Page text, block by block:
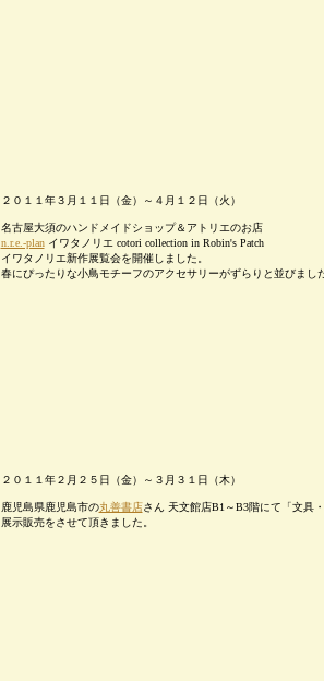
２０１１年３月１１日（金）～４月１２日（火）
名古屋大須のハンドメイドショップ＆アトリエのお店
n.r.e.-planイワタノリエ cotori collection in Robin's Patch
イワタノリエ新作展覧会を開催しました。
春にぴったりな小鳥モチーフのアクセサリーがずらりと並びまし
２０１１年２月２５日（金）～３月３１日（木）
鹿児島県鹿児島市の丸善書店さん 天文館店B1～B3階にて「文具
展示販売をさせて頂きました。